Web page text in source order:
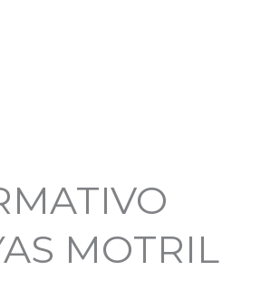
MOTRIL